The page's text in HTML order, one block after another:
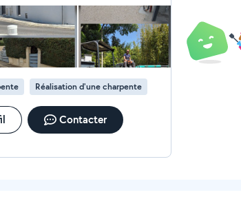
Réalisation de
de clôture rigide... -
dans tous type de mur. -
traditionnelles à base de chaux,
d'argile, stuco, badigeon,
Garantie décennale. -
Réalisation d'une charpente
Contacter